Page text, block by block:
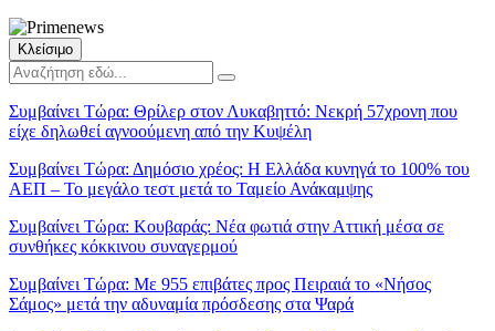
Κλείσιμο
Συμβαίνει Τώρα: Θρίλερ στον Λυκαβηττό: Νεκρή 57χρονη που
είχε δηλωθεί αγνοούμενη από την Κυψέλη
Συμβαίνει Τώρα: Δημόσιο χρέος: Η Ελλάδα κυνηγά το 100% του
ΑΕΠ – Το μεγάλο τεστ μετά το Ταμείο Ανάκαμψης
Συμβαίνει Τώρα: Κουβαράς: Νέα φωτιά στην Αττική μέσα σε
συνθήκες κόκκινου συναγερμού
Συμβαίνει Τώρα: Με 955 επιβάτες προς Πειραιά το «Νήσος
Σάμος» μετά την αδυναμία πρόσδεσης στα Ψαρά